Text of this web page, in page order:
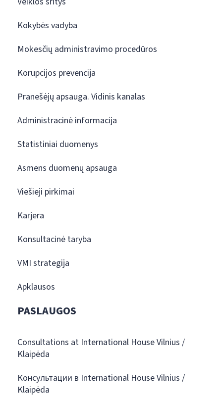
Kokybės vadyba
Mokesčių administravimo procedūros
Korupcijos prevencija
Pranešėjų apsauga. Vidinis kanalas
Administracinė informacija
Statistiniai duomenys
Asmens duomenų apsauga
Viešieji pirkimai
Karjera
Konsultacinė taryba
VMI strategija
Apklausos
PASLAUGOS
Consultations at International House Vilnius /
Klaipėda
Консультации в International House Vilnius /
Klaipėda